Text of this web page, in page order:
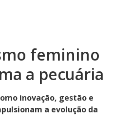
feminino
a pecuária
inovação, gestão e
a evolução da